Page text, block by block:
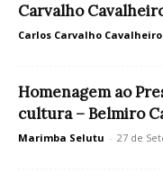
Carvalho
Carlos Carvalho Cavalheiro
Homenagem ao
cultura – Belmiro
Marimba Selutu - 27 de